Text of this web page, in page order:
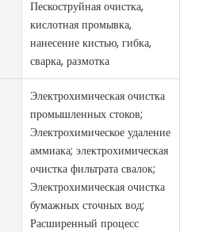
Пескоструйная очистка,
кислотная промывка,
нанесение кистью, гибка,
сварка, размотка
Электрохимическая очистка
промышленных стоков;
Электрохимическое удаление
аммиака; электрохимическая
очистка фильтрата свалок;
Электрохимическая очистка
бумажных сточных вод;
Расширенный процесс